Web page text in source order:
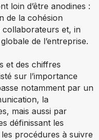
loin d’être anodines :
de la cohésion
collaborateurs et, in
de l’entreprise.
et des chiffres
sur l’importance
notamment par un
la
mais aussi par
définissant les
procédures à suivre